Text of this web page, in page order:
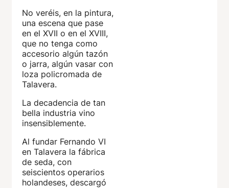
No veréis, en la pintura,
una escena que pase
en el XVII o en el XVIII,
que no tenga como
accesorio algún tazón
o jarra, algún vasar con
loza policromada de
Talavera.
La decadencia de tan
bella industria vino
insensiblemente.
Al fundar Fernando VI
en Talavera la fábrica
de seda, con
seiscientos operarios
holandeses, descargó